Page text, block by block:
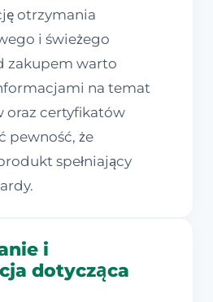
otrzymania
i świeżego
zakupem warto
na temat
oraz certyfikatów
pewność, że
spełniający
i
dotycząca